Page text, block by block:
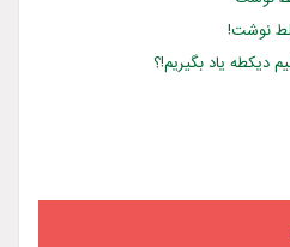
دیکطه یاد بگیریم!؟